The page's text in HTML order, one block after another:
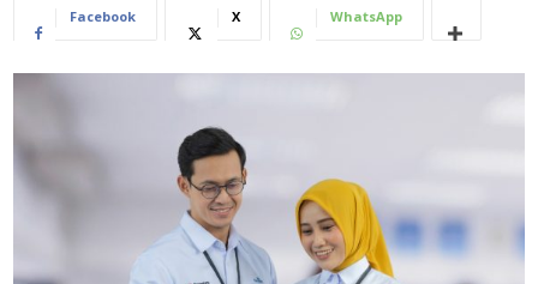
Facebook X WhatsApp